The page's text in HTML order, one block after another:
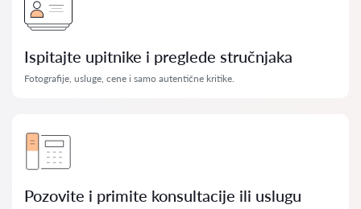
Ispitajte upitnike i preglede stručnjaka
Fotografije, usluge, cene i samo autentične kritike.
Pozovite i primite konsultacije ili uslugu